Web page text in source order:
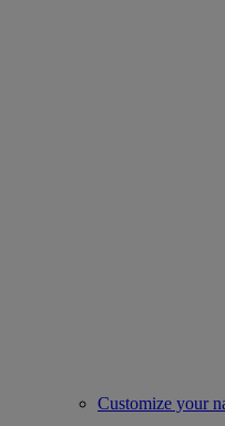
Customize your